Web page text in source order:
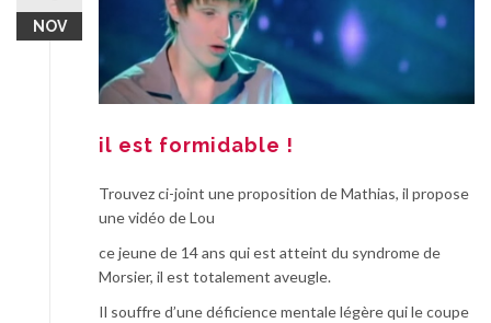
NOV
il est formidable !
Trouvez ci-joint une proposition de Mathias, il propose
une vidéo de Lou
ce jeune de 14 ans qui est atteint du syndrome de
Morsier, il est totalement aveugle.
Il souffre d’une déficience mentale légère qui le coupe